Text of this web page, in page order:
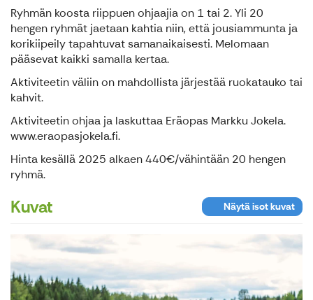
Ryhmän koosta riippuen ohjaajia on 1 tai 2. Yli 20
hengen ryhmät jaetaan kahtia niin, että jousiammunta ja
korikiipeily tapahtuvat samanaikaisesti. Melomaan
pääsevat kaikki samalla kertaa.
Aktiviteetin väliin on mahdollista järjestää ruokatauko tai
kahvit.
Aktiviteetin ohjaa ja laskuttaa Eräopas Markku Jokela.
www.eraopasjokela.fi.
Hinta kesällä 2025 alkaen 440€/vähintään 20 hengen
ryhmä.
Kuvat Näytä isot kuvat